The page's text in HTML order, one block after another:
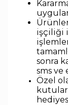
işçiliği
sonra
sms ve
Özel